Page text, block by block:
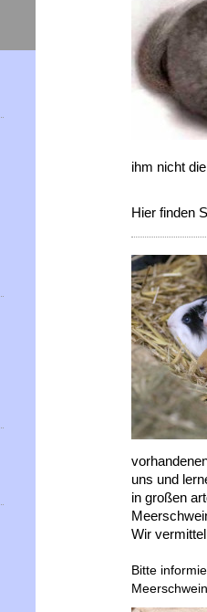
ihm nicht
Hier finden
uns und
in großen
Wir
Bitte